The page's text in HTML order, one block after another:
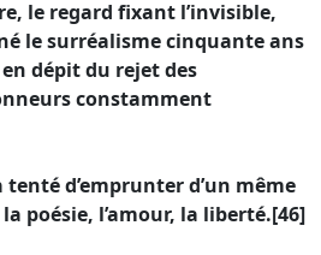
le regard fixant l’invisible,
le surréalisme cinquante ans
dépit du rejet des
constamment
d’emprunter d’un même
poésie, l’amour, la liberté.[46]